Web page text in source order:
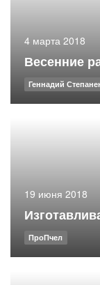
4 марта 2018
Весенние
Геннадий
19 июня 2018
ПроПчел